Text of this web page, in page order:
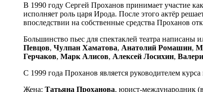
В 1990 году Сергей Проханов принимает участие
исполняет роль царя Ирода. После этого актёр
впоследствии на собственные средства Проханов
Большинство пьес для спектаклей театра
Певцов, Чулпан Хаматова, Анатолий Ромашин,
Герчаков, Марк Алисов, Алексей Лосихин,
С 1999 года Проханов является руководителем
Жена: Татьяна Проханова, юрист-международник